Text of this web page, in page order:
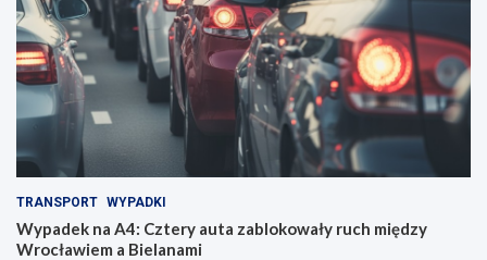
TRANSPORT WYPADKI
Wypadek na A4: Cztery auta zablokowały ruch między
Wrocławiem a Bielanami